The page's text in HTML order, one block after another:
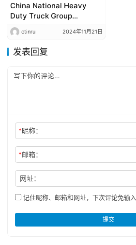
China National Heavy
Duty Truck Group
(Sinotruk) и BOE
Technology подписали
стратегическое
соглашение о
ctinru 2024年11月21日
发表回复
*昵称：
*邮箱：
网址：
记住昵称、邮箱和网址，下次评论免输入
提交